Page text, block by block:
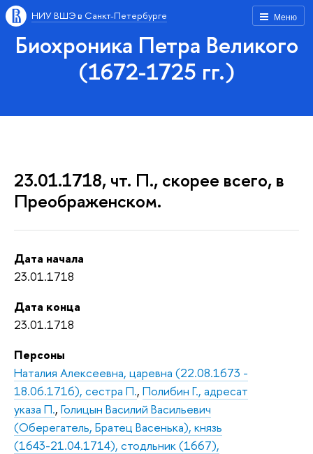
Меню
НИУ ВШЭ в Санкт-Петербурге
Биохроника Петра Великого
(1672-1725 гг.)
23.01.1718, чт. П., скорее всего, в
Преображенском.
Дата начала
23.01.1718
Дата конца
23.01.1718
Персоны
Наталия Алексеевна, царевна (22.08.1673 -
18.06.1716), сестра П., Полибин Г., адресат
указа П., Голицын Василий Васильевич
(Оберегатель, Братец Васенька), князь
(1643-21.04.1714), стодльник (1667),